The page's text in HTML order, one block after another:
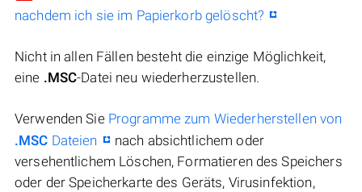
nachdem ich sie im Papierkorb gelöscht?
Nicht in allen Fällen besteht die einzige Möglichkeit,
eine .MSC-Datei neu wiederherzustellen.
Verwenden Sie Programme zum Wiederherstellen von
.MSC Dateien
nach absichtlichem oder
versehentlichem Löschen, Formatieren des Speichers
oder der Speicherkarte des Geräts, Virusinfektion,